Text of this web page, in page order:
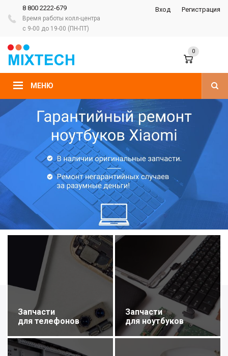
8 800 2222-679
Время работы колл-центра
с 9-00 до 19-00 (ПН-ПТ)
Вход Регистрация
МЕНЮ
0
Запчасти
для телефонов
Запчасти
для ноутбуков